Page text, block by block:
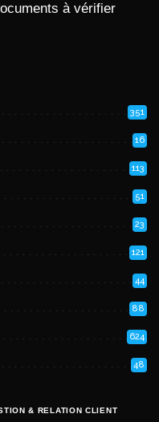
à vérifier
351
16
113
51
23
121
44
88
624
48
& RELATION CLIENT